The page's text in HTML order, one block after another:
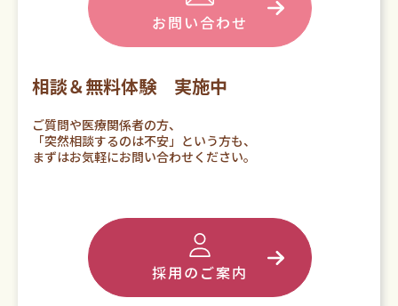
お問い合わせ
相談＆無料体験 実施中
ご質問や医療関係者の方、
「突然相談するのは不安」という方も、
まずはお気軽にお問い合わせください。
採用のご案内